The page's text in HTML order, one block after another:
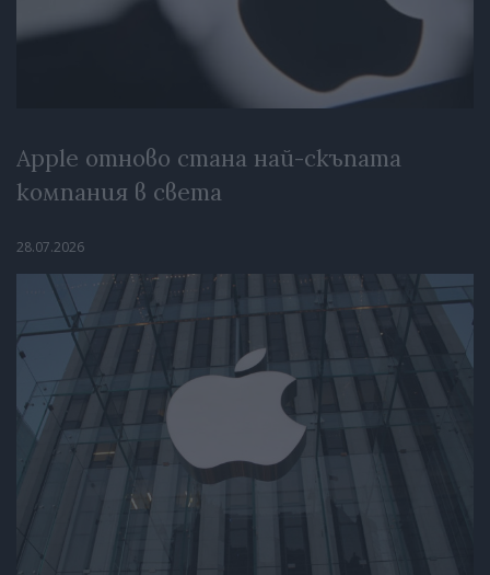
Apple отново стана най-скъпата
компания в света
28.07.2026